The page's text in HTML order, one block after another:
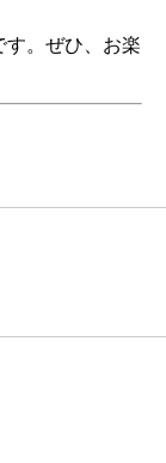
す。ぜひ、お楽